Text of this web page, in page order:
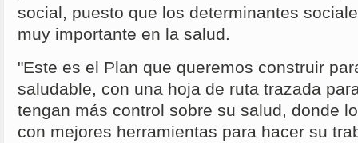
social, puesto que los determinantes
muy importante en la salud.
"Este es el Plan que queremos construir
saludable, con una hoja de ruta trazada
tengan más control sobre su salud, donde
con mejores herramientas para hacer su